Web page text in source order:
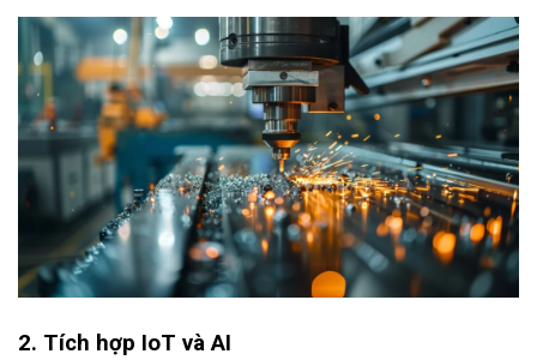
2. Tích hợp IoT và AI